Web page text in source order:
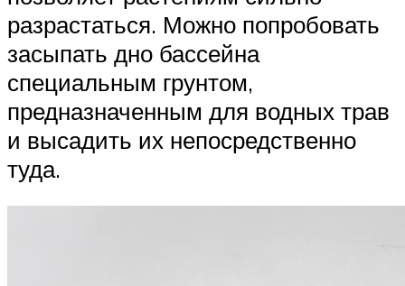
разрастаться. Можно попробовать
засыпать дно бассейна
специальным грунтом,
предназначенным для водных трав
и высадить их непосредственно
туда.